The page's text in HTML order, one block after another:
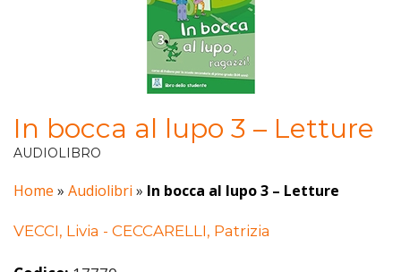
In bocca al lupo 3 – Letture
AUDIOLIBRO
Home » Audiolibri » In bocca al lupo 3 – Letture
VECCI, Livia - CECCARELLI, Patrizia